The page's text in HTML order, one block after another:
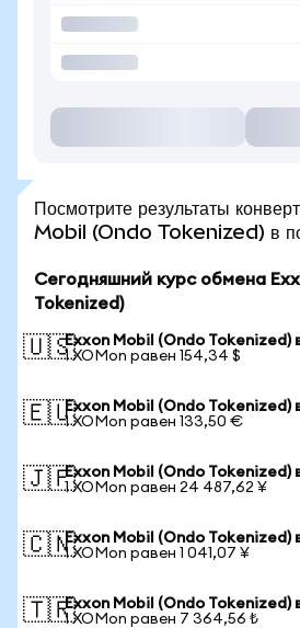
Посмотрите результаты
Mobil (Ondo Tokenized) в
Сегодняшний курс обмена
Tokenized)
🇺🇸Exxon Mobil (Ondo
1 XOMon равен 154,34 $
🇪🇺Exxon Mobil (Ondo Tokenized)
1 XOMon равен 133,50 €
🇯🇵Exxon Mobil (Ondo Tokenized)
1 XOMon равен 24 487,62 ¥
🇨🇳Exxon Mobil (Ondo Tokenized)
1 XOMon равен 1 041,07 ¥
🇹🇷Exxon Mobil (Ondo Tokenized)
1 XOMon равен 7 364,56 ₺